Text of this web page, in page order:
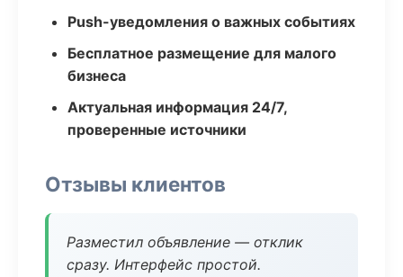
Push-уведомления о важных событиях
Бесплатное размещение для малого
бизнеса
Актуальная информация 24/7,
проверенные источники
Отзывы клиентов
Разместил объявление — отклик
сразу. Интерфейс простой.